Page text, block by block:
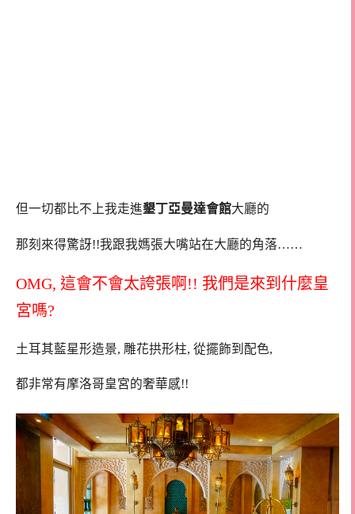
但一切都比不上我走進墾丁亞曼達會館大廳的
那刻來得驚訝!!我跟我媽張大嘴站在大廳的角落……
OMG, 這會不會太誇張啊!! 我們是來到什麼皇
宮嗎?
土耳其藍星形造景, 雕花拱形柱, 從擺飾到配色,
都非常有摩洛哥皇宮的奢華感!!